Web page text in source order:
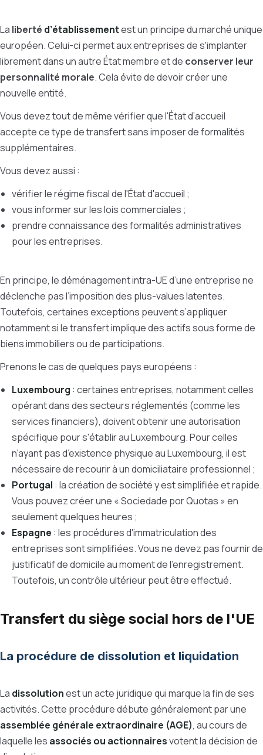
La liberté d’établissementest un principe du marché unique
européen. Celui-ci permet aux entreprises de s'implanter
librement dans un autre État membre et de conserver leur
personnalité morale. Cela évite de devoir créer une
nouvelle entité.
Vous devez tout de même vérifier que l'État d’accueil
accepte ce type de transfert sans imposer de formalités
supplémentaires.
Vous devez aussi :
vérifier le régime fiscal de l'État d'accueil ;
vous informer sur les lois commerciales ;
prendre connaissance des formalités administratives
pour les entreprises.
En principe, le déménagement intra-UE d’une entreprise ne
déclenche pas l’imposition des plus-values latentes.
Toutefois, certaines exceptions peuvent s’appliquer
notamment si le transfert implique des actifs sous forme de
biens immobiliers ou de participations.
Prenons le cas de quelques pays européens :
Luxembourg : certaines entreprises, notamment celles
opérant dans des secteurs réglementés (comme les
services financiers), doivent obtenir une autorisation
spécifique pour s'établir au Luxembourg. Pour celles
n’ayant pas d’existence physique au Luxembourg, il est
nécessaire de recourir à un domiciliataire professionnel ;
Portugal : la création de société y est simplifiée et rapide.
Vous pouvez créer une « Sociedade por Quotas » en
seulement quelques heures ;
Espagne : les procédures d'immatriculation des
entreprises sont simplifiées. Vous ne devez pas fournir de
justificatif de domicile au moment de l'enregistrement.
Toutefois, un contrôle ultérieur peut être effectué.
Transfert du siège social hors de l'UE
La procédure de dissolution et liquidation
La dissolutionest un acte juridique qui marque la fin de ses
activités. Cette procédure débute généralement par une
assemblée générale extraordinaire (AGE), au cours de
laquelle les associés ou actionnairesvotent la décision de